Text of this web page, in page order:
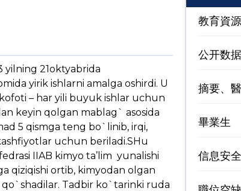
21oktyabrida
yirik ishlarni amalga oshirdi. U
– har yili buyuk ishlar uchun
keyin qolgan mablag` asosida
5 qismga teng bo`linib, irqi,
uchun beriladi.SHu
IIAB kimyo ta’lim yunalishi
qiziqishi ortib, kimyodan olgan
qo`shadilar. Tadbir ko`tarinki ruda
教育資源
公开数据
摘要、
畢業生
信息安全